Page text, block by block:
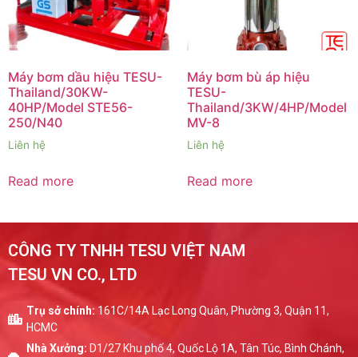
Máy bơm dầu hiệu TESU-
Thailand/30KW-
40HP/Model STE56-
250/N40
Liên hệ
Read more
Máy bơm bù áp hiệu
TESU-
Thailand/3KW/4HP/Model
MV-8
Liên hệ
Read more
CÔNG TY TNHH TESU VIỆT NAM
TESU VN CO., LTD
Trụ sở chính: 161C/14A Lạc Long Quân, Phường 3, Quận 11,
HCMC
Nhà Xưởng: D1/27 Khu phố 4, Quốc Lộ 1A, Tân Túc, Bình Chánh,